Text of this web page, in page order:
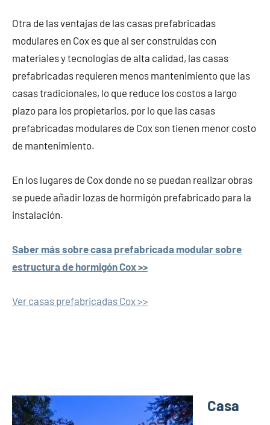
Otra de las ventajas de las casas prefabricadas
modulares en Cox es que al ser construidas con
materiales y tecnologías de alta calidad, las casas
prefabricadas requieren menos mantenimiento que las
casas tradicionales, lo que reduce los costos a largo
plazo para los propietarios, por lo que las casas
prefabricadas modulares de Cox son tienen menor costo
de mantenimiento.
En los lugares de Cox donde no se puedan realizar obras
se puede añadir lozas de hormigón prefabricado para la
instalación.
Saber más sobre casa prefabricada modular sobre
estructura de hormigón Cox >>
Ver casas prefabricadas Cox >>
Casa